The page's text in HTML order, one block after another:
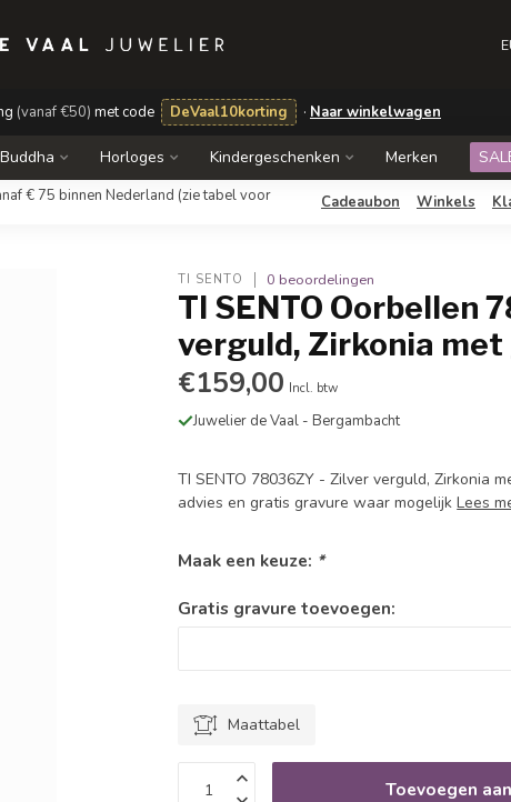
(vanaf €50) met code DeVaal10korting · Naar winkelwagen
Horloges Kindergeschenken Merken
€ 75 binnen Nederland (zie tabel voor Cadeaubon Winkels
TI SENTO 0 beoordelingen
TI SENTO Oorbellen
verguld, Zirkonia
€159,00 Incl. btw
Juwelier de Vaal - Bergambacht
TI SENTO 78036ZY - Zilver verguld, Zirkonia
advies en gratis gravure waar mogelijkLees
Maak een keuze: *
Gratis gravure toevoegen:
Maattabel
Toevoegen